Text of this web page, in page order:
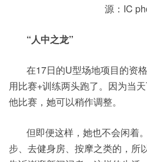
源：IC
“人中之龙”
在17日的U型场地项目的资
用比赛+训练两头跑了。因为当
他比赛，她可以稍作调整。
但即便这样，她也不会闲着
步、去健身房、按摩之类的，所